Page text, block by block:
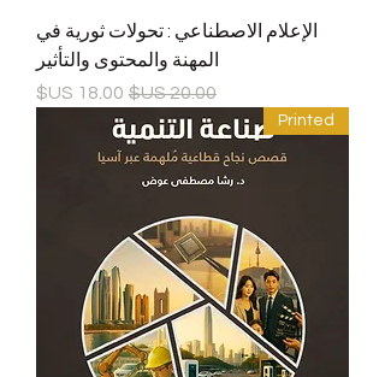
الإعلام الاصطناعي : تحولات ثورية في
المهنة والمحتوى والتأثير
سعر عادي
سعر البيع
Printed